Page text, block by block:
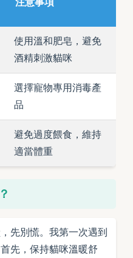
注意事項
使用溫和肥皂，避免
酒精刺激貓咪
選擇寵物專用消毒產
品
避免過度餵食，維持
適當體重
先別慌。我第一次遇到
先，保持貓咪溫暖舒